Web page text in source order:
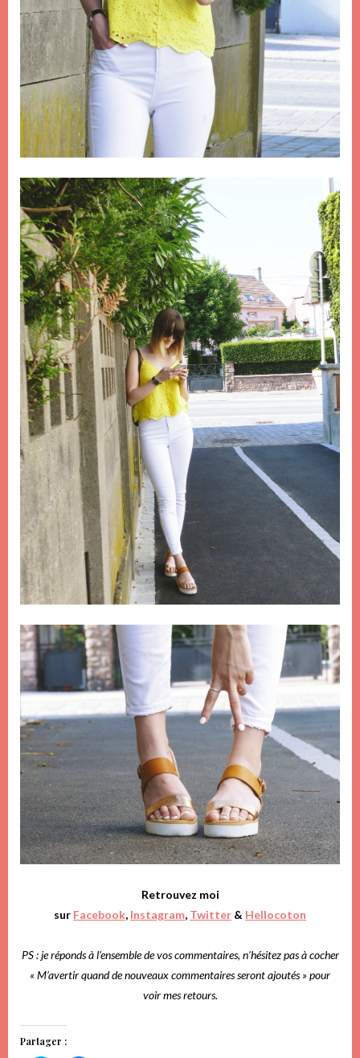
Retrouvez moi
sur Facebook, Instagram, Twitter & Hellocoton
PS : je réponds à l’ensemble de vos commentaires, n’hésitez pas à cocher
« M’avertir quand de nouveaux commentaires seront ajoutés » pour
voir mes retours.
Partager :